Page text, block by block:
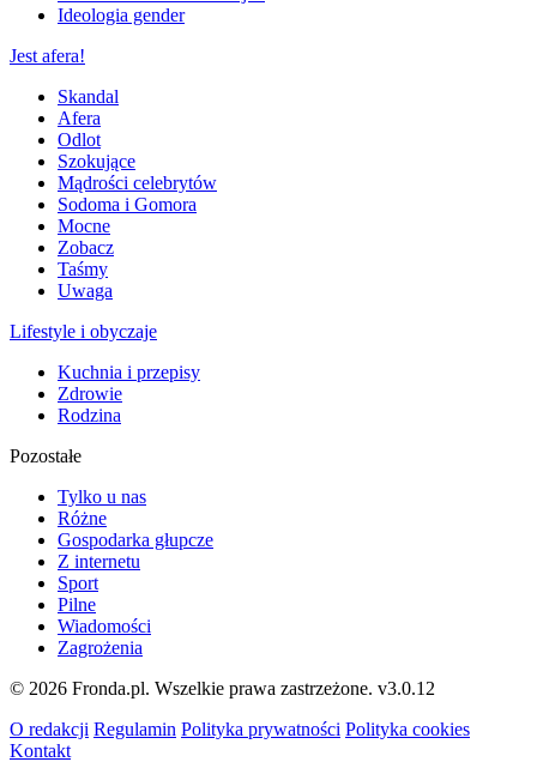
Ideologia gender
Jest afera!
Skandal
Afera
Odlot
Szokujące
Mądrości celebrytów
Sodoma i Gomora
Mocne
Zobacz
Taśmy
Uwaga
Lifestyle i obyczaje
Kuchnia i przepisy
Zdrowie
Rodzina
Pozostałe
Tylko u nas
Różne
Gospodarka głupcze
Z internetu
Sport
Pilne
Wiadomości
Zagrożenia
© 2026 Fronda.pl. Wszelkie prawa zastrzeżone. v3.0.12
O redakcji Regulamin Polityka prywatności Polityka cookies
Kontakt